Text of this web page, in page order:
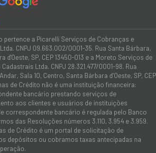
pertence a Picarelli Serviços de Cobranças e
CNPJ 09.663.002/0001-35. Rua Santa Bárbara,
d'Oeste, SP, CEP 13450-013 e a Moreto Serviços de
Ltda. CNPJ 28.321.477/0001-98. Rua
Sala 10, Centro, Santa Bárbara d’Oeste, SP, CEP
de Crédito não é uma instituição financeira:
bancário prestando serviços de
aos clientes e usuários de instituições
correspondente bancário é regulada pelo Banco
das Resoluções números 3.110, 3.954 e 3.959.
de Crédito é um portal de solicitação de
depósitos ou cobramos taxas antecipadas na